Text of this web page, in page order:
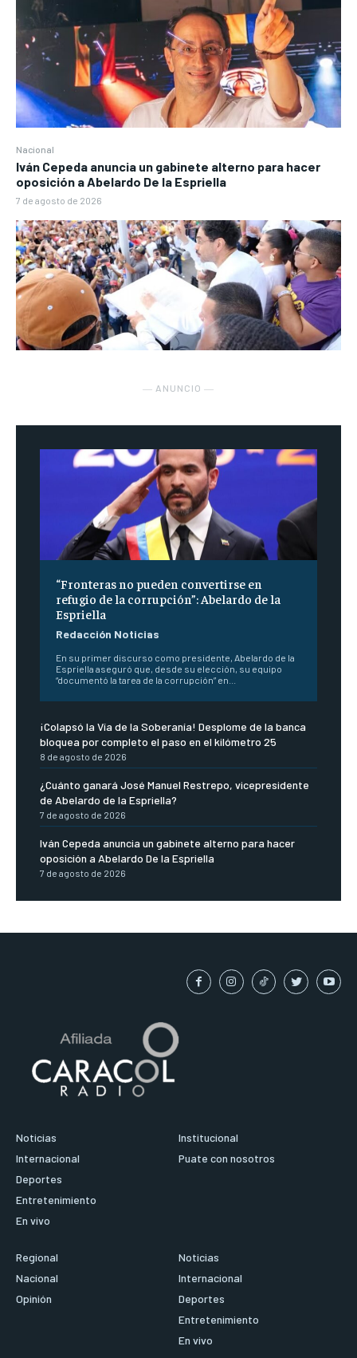
Nacional
Iván Cepeda anuncia un gabinete alterno para hacer
oposición a Abelardo De la Espriella
7 de agosto de 2026
― ANUNCIO ―
“Fronteras no pueden convertirse en
refugio de la corrupción”: Abelardo de la
Espriella
Redacción Noticias
En su primer discurso como presidente, Abelardo de la
Espriella aseguró que, desde su elección, su equipo
“documentó la tarea de la corrupción” en...
¡Colapsó la Vía de la Soberanía! Desplome de la banca
bloquea por completo el paso en el kilómetro 25
8 de agosto de 2026
¿Cuánto ganará José Manuel Restrepo, vicepresidente
de Abelardo de la Espriella?
7 de agosto de 2026
Iván Cepeda anuncia un gabinete alterno para hacer
oposición a Abelardo De la Espriella
7 de agosto de 2026
Noticias
Internacional
Deportes
Entretenimiento
En vivo
Institucional
Puate con nosotros
Regional
Nacional
Opinión
Noticias
Internacional
Deportes
Entretenimiento
En vivo